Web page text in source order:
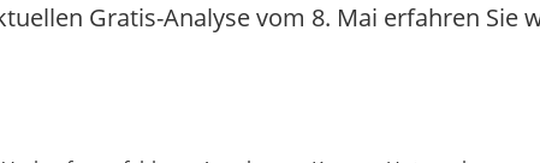
Gratis-Analyse vom 8. Mai erfahren Sie